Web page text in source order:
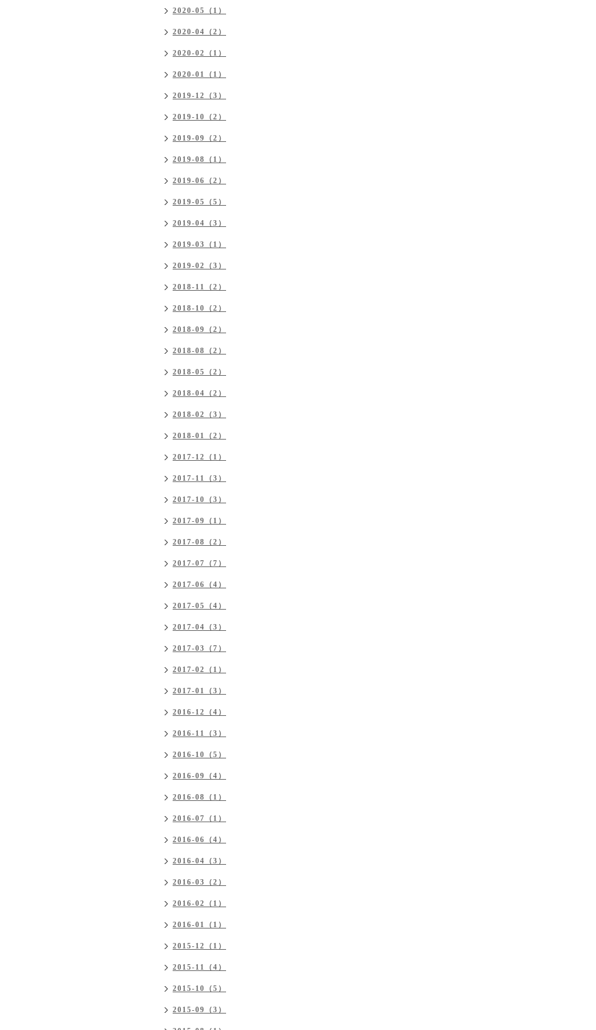
2020-05（1）
2020-04（2）
2020-02（1）
2020-01（1）
2019-12（3）
2019-10（2）
2019-09（2）
2019-08（1）
2019-06（2）
2019-05（5）
2019-04（3）
2019-03（1）
2019-02（3）
2018-11（2）
2018-10（2）
2018-09（2）
2018-08（2）
2018-05（2）
2018-04（2）
2018-02（3）
2018-01（2）
2017-12（1）
2017-11（3）
2017-10（3）
2017-09（1）
2017-08（2）
2017-07（7）
2017-06（4）
2017-05（4）
2017-04（3）
2017-03（7）
2017-02（1）
2017-01（3）
2016-12（4）
2016-11（3）
2016-10（5）
2016-09（4）
2016-08（1）
2016-07（1）
2016-06（4）
2016-04（3）
2016-03（2）
2016-02（1）
2016-01（1）
2015-12（1）
2015-11（4）
2015-10（5）
2015-09（3）